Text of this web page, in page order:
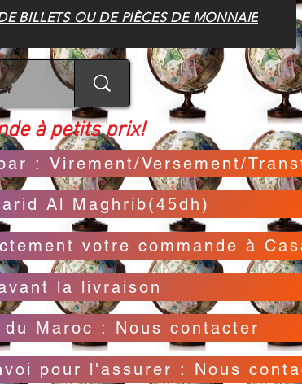
BILLETS OU DE PIÈCES DE MONNAIE
à petits prix!
: Virement/Versement/
Al Maghrib(45dh)
votre commande à
la livraison
Maroc : Nous contacter
Possibilité de déclarer la valeur de l'envoi pour